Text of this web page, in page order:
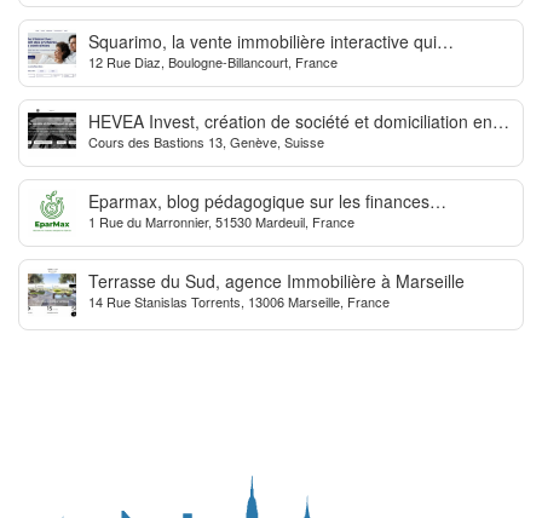
Squarimo, la vente immobilière interactive qui
dynamise les transactions
12 Rue Diaz, Boulogne-Billancourt, France
HEVEA Invest, création de société et domiciliation en
Suisse
Cours des Bastions 13, Genève, Suisse
Eparmax, blog pédagogique sur les finances
personnelles
1 Rue du Marronnier, 51530 Mardeuil, France
Terrasse du Sud, agence Immobilière à Marseille
14 Rue Stanislas Torrents, 13006 Marseille, France